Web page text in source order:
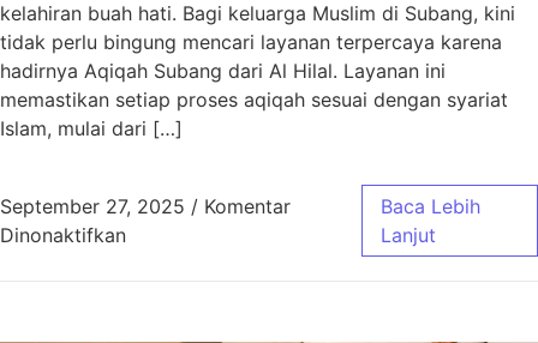
kelahiran buah hati. Bagi keluarga Muslim di Subang, kini
tidak perlu bingung mencari layanan terpercaya karena
hadirnya Aqiqah Subang dari Al Hilal. Layanan ini
memastikan setiap proses aqiqah sesuai dengan syariat
Islam, mulai dari […]
September 27, 2025 / Komentar
Dinonaktifkanpada Aqiqah Subang Sesuai Syariat dengan
Baca Lebih
Lanjut